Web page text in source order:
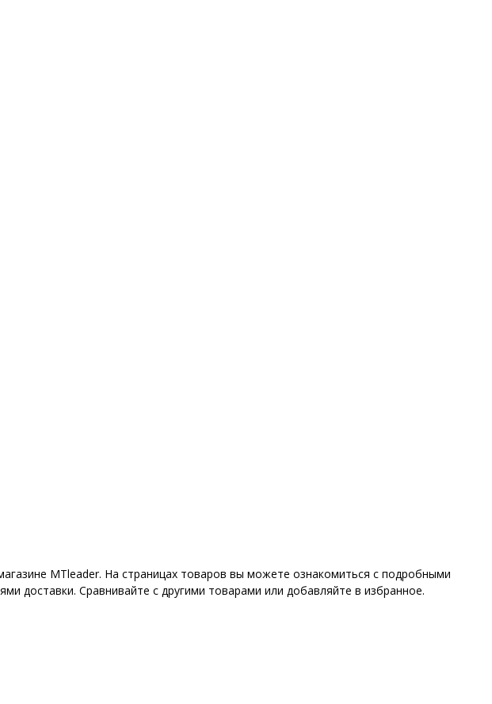
MTleader. На страницах товаров вы можете ознакомиться с подробными
доставки. Сравнивайте с другими товарами или добавляйте в избранное.